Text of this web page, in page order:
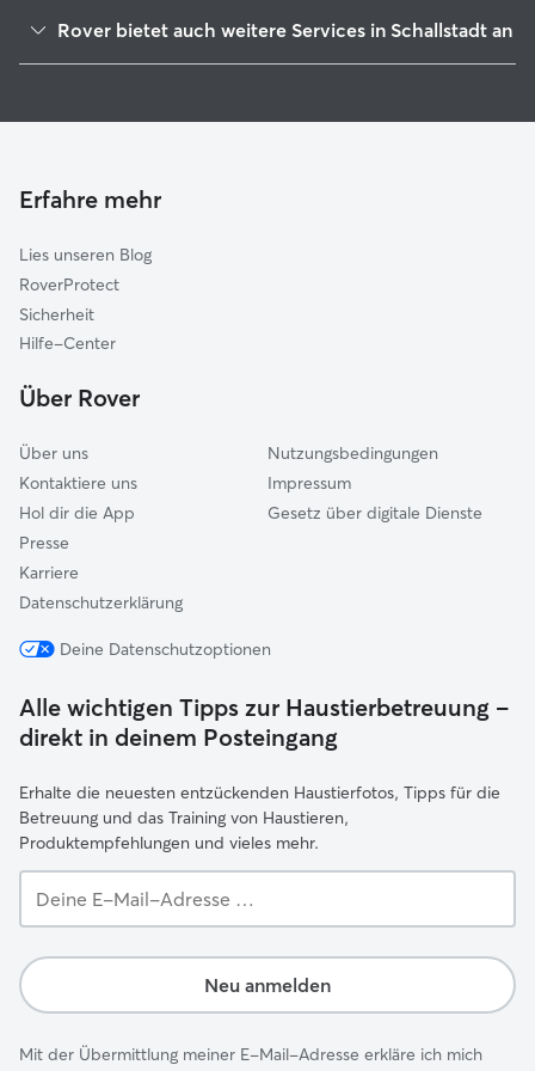
Bad Krozingen
March-Umkirch
Gundelfingen
Kaiserstuhl-Tuniberg
Breisach am Rhein
Dreisamtal
Rover bietet auch weitere Services in Schallstadt an
Gassi-Service in Schallstadt
Erfahre mehr
Lies unseren Blog
RoverProtect
Sicherheit
Hilfe-Center
Über Rover
Über uns
Kontaktiere uns
Hol dir die App
Presse
Karriere
Datenschutzerklärung
Nutzungsbedingungen
Impressum
Gesetz über digitale Dienste
Deine Datenschutzoptionen
Alle wichtigen Tipps zur Haustierbetreuung –
direkt in deinem Posteingang
Erhalte die neuesten entzückenden Haustierfotos, Tipps für die
Betreuung und das Training von Haustieren,
Produktempfehlungen und vieles mehr.
E-
Adresse …
Neu anmelden
Mit der Übermittlung meiner E-Mail-Adresse erkläre ich mich